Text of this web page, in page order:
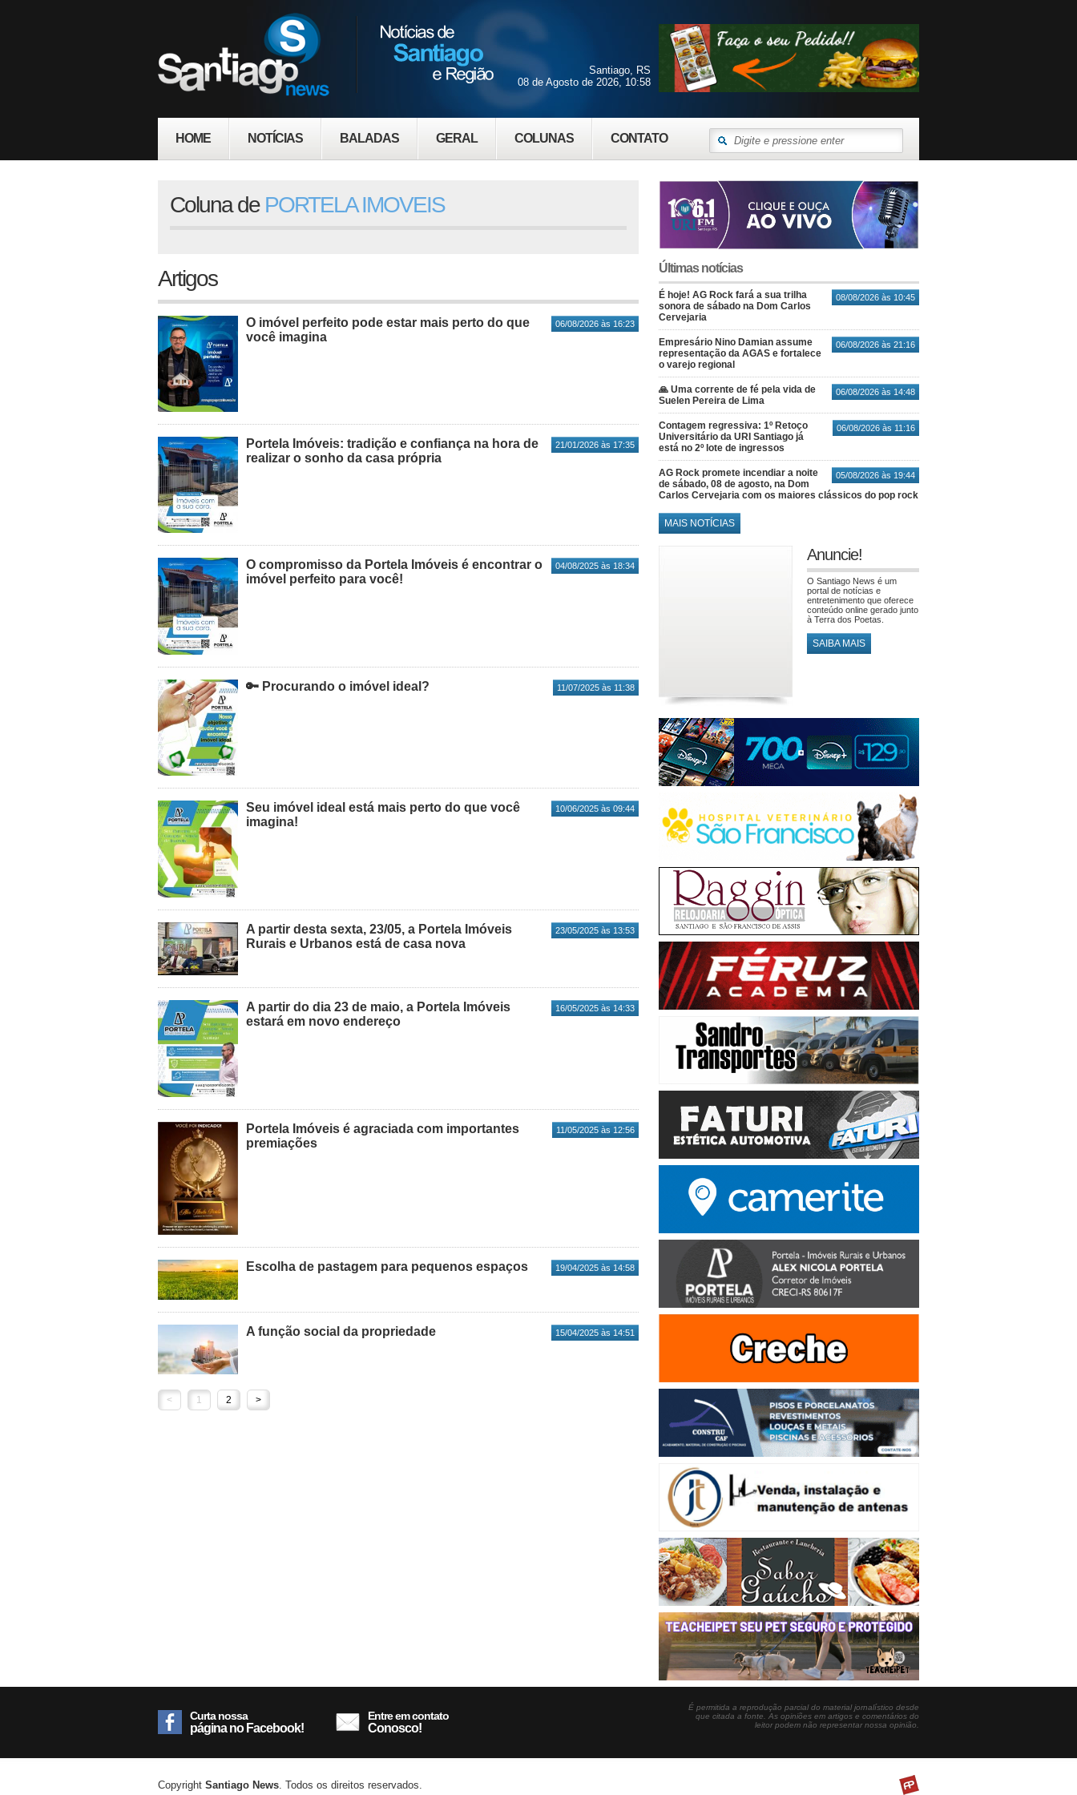
HOME NOTÍCIAS BALADAS GERAL COLUNAS CONTATO
Santiago, RS
08 de Agosto de 2026, 10:58
Coluna de PORTELA IMOVEIS
Artigos
06/08/2026 às 16:23
O imóvel perfeito pode estar mais perto do que
você imagina
21/01/2026 às 17:35
Portela Imóveis: tradição e confiança na hora de
realizar o sonho da casa própria
04/08/2025 às 18:34
O compromisso da Portela Imóveis é encontrar o
imóvel perfeito para você!
11/07/2025 às 11:38
🔑 Procurando o imóvel ideal?
10/06/2025 às 09:44
Seu imóvel ideal está mais perto do que você
imagina!
23/05/2025 às 13:53
A partir desta sexta, 23/05, a Portela Imóveis
Rurais e Urbanos está de casa nova
16/05/2025 às 14:33
A partir do dia 23 de maio, a Portela Imóveis
estará em novo endereço
11/05/2025 às 12:56
Portela Imóveis é agraciada com importantes
premiações
19/04/2025 às 14:58
Escolha de pastagem para pequenos espaços
15/04/2025 às 14:51
A função social da propriedade
< 1 2 >
Últimas notícias
08/08/2026 às 10:45
É hoje! AG Rock fará a sua trilha
sonora de sábado na Dom Carlos
Cervejaria
06/08/2026 às 21:16
Empresário Nino Damian assume
representação da AGAS e fortalece
o varejo regional
06/08/2026 às 14:48
🙏 Uma corrente de fé pela vida de
Suelen Pereira de Lima
06/08/2026 às 11:16
Contagem regressiva: 1º Retoço
Universitário da URI Santiago já
está no 2º lote de ingressos
05/08/2026 às 19:44
AG Rock promete incendiar a noite
de sábado, 08 de agosto, na Dom
Carlos Cervejaria com os maiores clássicos do pop rock
MAIS NOTÍCIAS
Anuncie!
O Santiago News é um
portal de notícias e
entretenimento que oferece
conteúdo online gerado junto
à Terra dos Poetas.
SAIBA MAIS
Curta nossa
página no Facebook!
Entre em contato
Conosco!
É permitida a reprodução parcial do material jornalístico desde
que citada a fonte. As opiniões em artigos e comentários do
leitor podem não representar nossa opinião.
Copyright Santiago News . Todos os direitos reservados.